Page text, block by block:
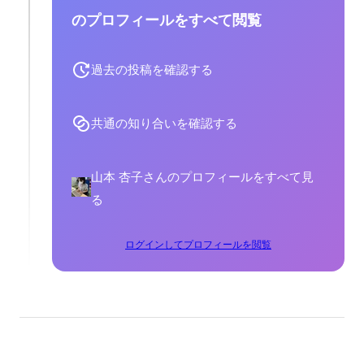
のプロフィールをすべて閲覧
過去の投稿を確認する
共通の知り合いを確認する
山本 杏子さんのプロフィールをすべて見
る
ログインしてプロフィールを閲覧